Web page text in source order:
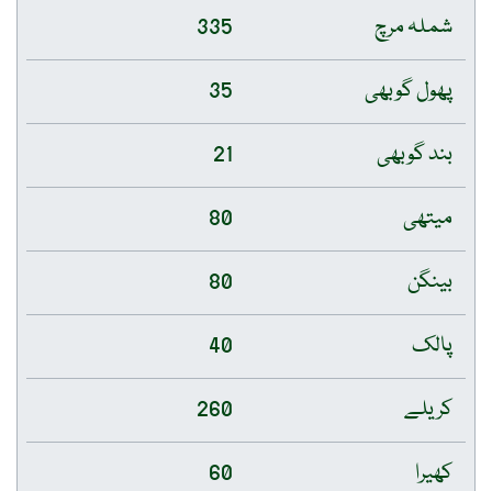
شملہ مرچ
335
پھول گوبھی
35
بند گوبھی
21
میتھی
80
بینگن
80
پالک
40
کریلے
260
کھیرا
60